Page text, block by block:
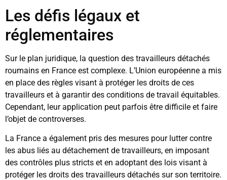
Les défis légaux et
réglementaires
Sur le plan juridique, la question des travailleurs détachés
roumains en France est complexe. L’Union européenne a mis
en place des règles visant à protéger les droits de ces
travailleurs et à garantir des conditions de travail équitables.
Cependant, leur application peut parfois être difficile et faire
l’objet de controverses.
La France a également pris des mesures pour lutter contre
les abus liés au détachement de travailleurs, en imposant
des contrôles plus stricts et en adoptant des lois visant à
protéger les droits des travailleurs détachés sur son territoire.